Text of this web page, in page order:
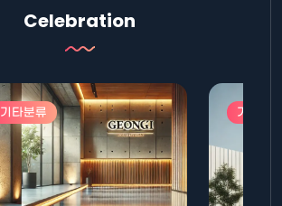
Celebration
기타분류 기타분